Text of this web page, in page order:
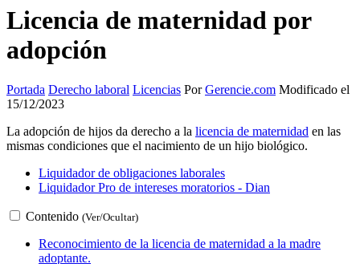
Licencia de maternidad por
adopción
Portada Derecho laboral Licencias PorGerencie.com Modificado el
15/12/2023
La adopción de hijos da derecho a la licencia de maternidad en las
mismas condiciones que el nacimiento de un hijo biológico.
Liquidador de obligaciones laborales
Liquidador Pro de intereses moratorios - Dian
Contenido (Ver/Ocultar)
Reconocimiento de la licencia de maternidad a la madre
adoptante.